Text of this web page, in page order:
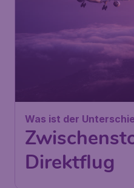
Was ist der
Direktflug